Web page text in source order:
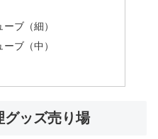
ブ（細）
ブ（中）
グッズ売り場